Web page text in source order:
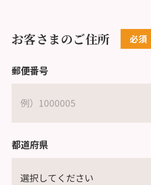
お客さまのご住所
郵便番号
都道府県